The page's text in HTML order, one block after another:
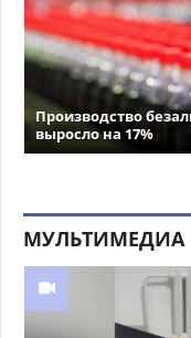
Производство
выросло на 17%
МУЛЬТИМЕДИА